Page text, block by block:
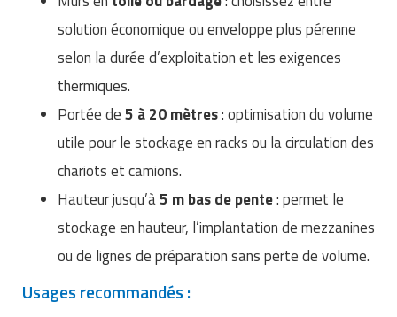
Table de cuisson professionnelle
Tables de préparation réfrigérées
Ustensile de cuisine
Vaisselle restaurant
Vitrines réfrigérées
solution économique ou enveloppe plus pérenne
selon la durée d’exploitation et les exigences
thermiques.
Portée de5 à 20 mètres: optimisation du volume
utile pour le stockage en racks ou la circulation des
chariots et camions.
Hauteur jusqu’à5 m bas de pente: permet le
stockage en hauteur, l’implantation de mezzanines
ou de lignes de préparation sans perte de volume.
Usages recommandés :